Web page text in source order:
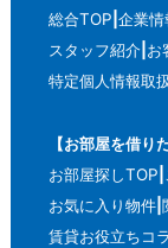
総合TOP 企業情
スタッフ紹介 お
特定個人情報取
【お部屋を借り
お部屋探しTOP
お気に入り物件
賃貸お役立ちコ